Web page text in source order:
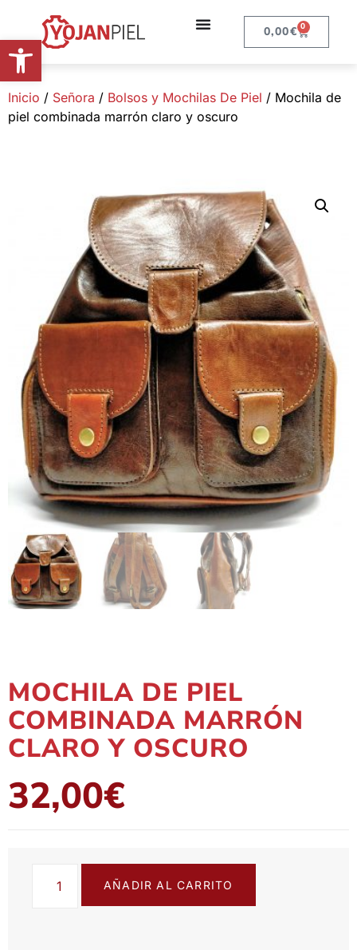
Abrir barra de herramientas 0,00€ 0
Inicio / Señora / Bolsos y Mochilas De Piel / Mochila de
piel combinada marrón claro y oscuro
MOCHILA DE PIEL
COMBINADA MARRÓN
CLARO Y OSCURO
32,00€
AÑADIR AL CARRITO